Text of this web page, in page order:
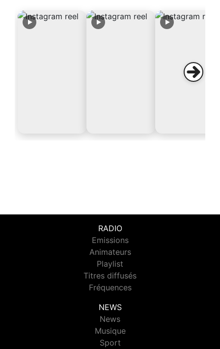
RADIO
Emissions
Animateurs
Playlist
Titres diffusés
Fréquences
NEWS
News
Musique
Sport